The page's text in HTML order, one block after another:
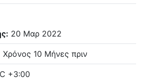
20 Μαρ 2022
Χρόνος 10 Μήνες πριν
+3:00